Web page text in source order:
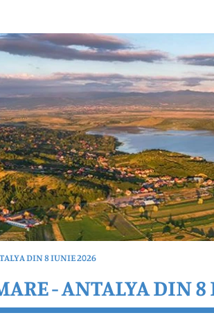
DIN 8 IUNIE 2026
- ANTALYA DIN